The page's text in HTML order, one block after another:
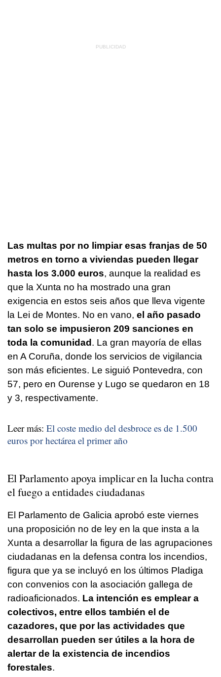
Las multas por no limpiar esas franjas de 50
metros en torno a viviendas pueden llegar
hasta los 3.000 euros, aunque la realidad es
que la Xunta no ha mostrado una gran
exigencia en estos seis años que lleva vigente
la Lei de Montes. No en vano, el año pasado
tan solo se impusieron 209 sanciones en
toda la comunidad. La gran mayoría de ellas
en A Coruña, donde los servicios de vigilancia
son más eficientes. Le siguió Pontevedra, con
57, pero en Ourense y Lugo se quedaron en 18
y 3, respectivamente.
Leer más: El coste medio del desbroce es de 1.500
euros por hectárea el primer año
El Parlamento apoya implicar en la lucha contra
el fuego a entidades ciudadanas
El Parlamento de Galicia aprobó este viernes
una proposición no de ley en la que insta a la
Xunta a desarrollar la figura de las agrupaciones
ciudadanas en la defensa contra los incendios,
figura que ya se incluyó en los últimos Pladiga
con convenios con la asociación gallega de
radioaficionados. La intención es emplear a
colectivos, entre ellos también el de
cazadores, que por las actividades que
desarrollan pueden ser útiles a la hora de
alertar de la existencia de incendios
forestales.